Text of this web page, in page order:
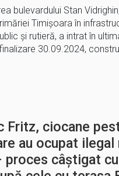
bulevardului Stan
Timișoara în
și rutieră, a intrat în
30.09.2024,
Fritz, ciocane
au ocupat ilegal
proces câștigat cu